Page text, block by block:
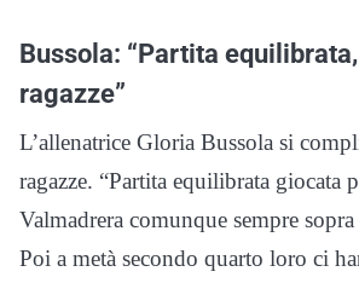
Bussola: “Partita
ragazze”
L’allenatrice Gloria Bussola si
ragazze. “Partita equilibrata giocata
Valmadrera comunque sempre
Poi a metà secondo quarto loro ci